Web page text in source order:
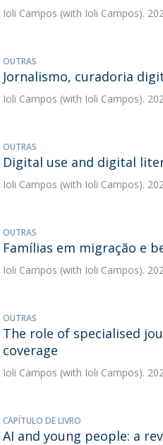
Ioli Campos (with Ioli Campos).
OUTRAS
Jornalismo, curadoria
Ioli Campos (with Ioli Campos).
OUTRAS
Digital use and digital
Ioli Campos (with Ioli Campos).
OUTRAS
Famílias em migração e
Ioli Campos (with Ioli Campos).
OUTRAS
The role of specialised
coverage
Ioli Campos (with Ioli Campos).
CAPÍTULO DE LIVRO
AI and young people: a